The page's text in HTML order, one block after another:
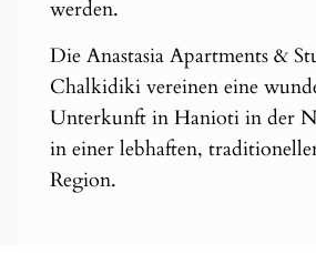
werden.
Die Anastasia Apartments &
Chalkidiki vereinen eine
Unterkunft in Hanioti in der
in einer lebhaften,
Region.